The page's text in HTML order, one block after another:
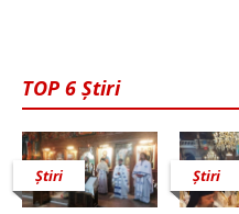
TOP 6 Știri
Știri Știri